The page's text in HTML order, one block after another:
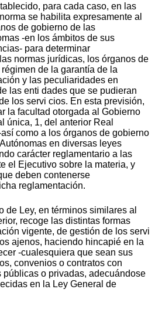
para cada caso, en las
se habilita expresamente al
de gobierno de las
-en los ámbitos de sus
para determinar
normas jurídicas, los órganos de
de la garantía de la
y las peculiaridades en
las enti dades que se pudieran
los servi cios. En esta previsión,
la facultad otorgada al Gobierno
única, 1, del anterior Real
como a los órganos de gobierno
en diversas leyes
carácter reglamentario a las
el Ejecutivo sobre la materia, y
deben contenerse
reglamentación.
de Ley, en términos similares al
recoge las distintas formas
vigente, de gestión de los servi
ajenos, haciendo hincapié en la
-cualesquiera que sean sus
convenios o contratos con
públicas o privadas, adecuándose
en la Ley General de